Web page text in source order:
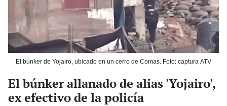
El búnker de Yojairo, ubicado en un cerro de Comas. Foto: captura ATV
El búnker allanado de alias 'Yojairo',
ex efectivo de la policía